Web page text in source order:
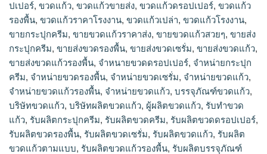
ปเปอร์, ขวดแก้ว, ขวดแก้วขายส่ง, ขวดแก้วดรอปเปอร์, ขวดแก้ว
รองพื้น, ขวดแก้วราคาโรงงาน, ขวดแก้วเปล่า, ขวดแก้วโรงงาน,
ขายกระปุกครีม, ขายขวดแก้วราคาส่ง, ขายขวดแก้วสวยๆ, ขายส่ง
กระปุกครีม, ขายส่งขวดรองพื้น, ขายส่งขวดเซรั่ม, ขายส่งขวดแก้ว,
ขายส่งขวดแก้วรองพื้น, จำหนายขวดดรอปเปอร์, จำหน่ายกระปุก
ครีม, จำหน่ายขวดรองพื้น, จำหน่ายขวดเซรั่ม, จำหน่ายขวดแก้ว,
จำหน่ายขวดแก้วรองพื้น, จําหน่ายขวดแก้ว, บรรจุภัณฑ์ขวดแก้ว,
บริษัทขวดแก้ว, บริษัทผลิตขวดแก้ว, ผู้ผลิตขวดแก้ว, รับทำขวด
แก้ว, รับผลิตกระปุกครีม, รับผลิตขวดครีม, รับผลิตขวดดรอปเปอร์,
รับผลิตขวดรองพื้น, รับผลิตขวดเซรั่ม, รับผลิตขวดแก้ว, รับผลิต
ขวดแก้วตามแบบ, รับผลิตขวดแก้วรองพื้น, รับผลิตบรรจุภัณฑ์